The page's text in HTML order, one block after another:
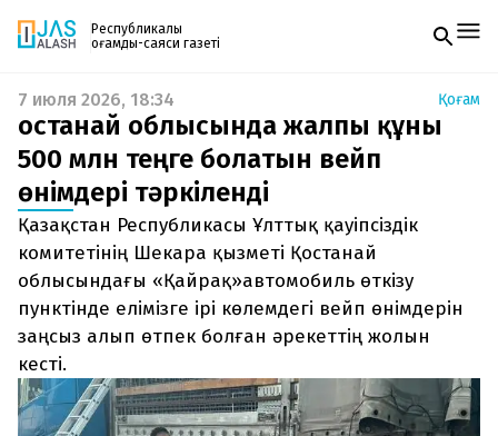
Республикалық
қоғамдық-саяси газеті
Жаңалықтар
Спорт
Live
Руханият
Аймақ
Архив
Заң және тәртіп
Редакциямен байланыс
+7 708 604 51 06
Жарнама бөлімі
+7 701 220 64 52
Пошта
zhasalash100@gmail.com
Газетке жазылу
PDF форматтағы газетті ай сайын электронды
поштаңызға алып отырыңыз. Жаңа нөмір
шыққан сәтте сізге бірден жіберіледі. Тек email
енгізіңіз, біз қалғанын өзіміз жібереміз.
7 июля 2026, 18:34 Қоғам
Қостанай облысында жалпы құны
500 млн теңге болатын вейп
өнімдері тәркіленді
Қазақстан Республикасы Ұлттық қауіпсіздік
комитетінің Шекара қызметі Қостанай
облысындағы «Қайрақ»автомобиль өткізу
пунктінде елімізге ірі көлемдегі вейп өнімдерін
заңсыз алып өтпек болған әрекеттің жолын
кесті.